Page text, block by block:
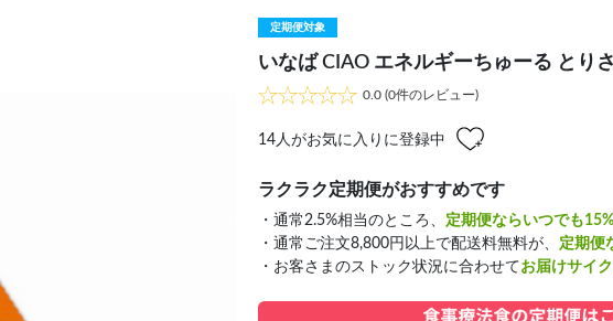
定期便対象
いなば CIAO エネルギーちゅーる とり
0.0 (0件のレビュー)
14 人がお気に入りに登録中
ラクラク定期便がおすすめです
・通常2.5%相当のところ、 定期便ならいつでも
・通常ご注文8,800円以上で配送料無料が、 定期便
・お客さまのストック状況に合わせてお届けサイ